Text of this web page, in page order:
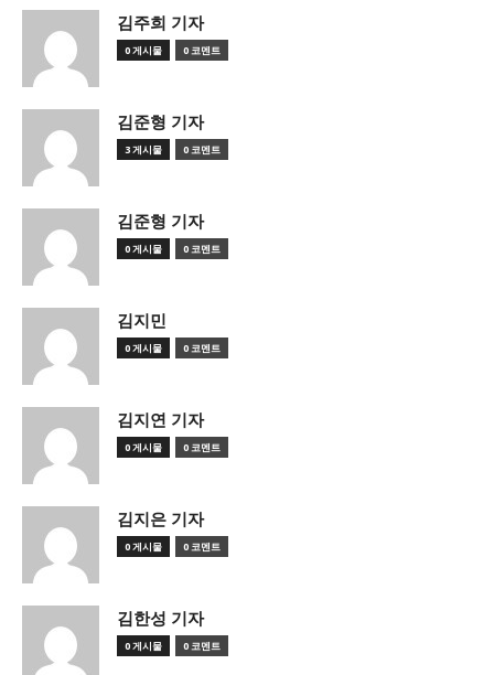
김주희 기자
0 게시물 0 코멘트
김준형 기자
3 게시물 0 코멘트
김준형 기자
0 게시물 0 코멘트
김지민
0 게시물 0 코멘트
김지연 기자
0 게시물 0 코멘트
김지은 기자
0 게시물 0 코멘트
김한성 기자
0 게시물 0 코멘트